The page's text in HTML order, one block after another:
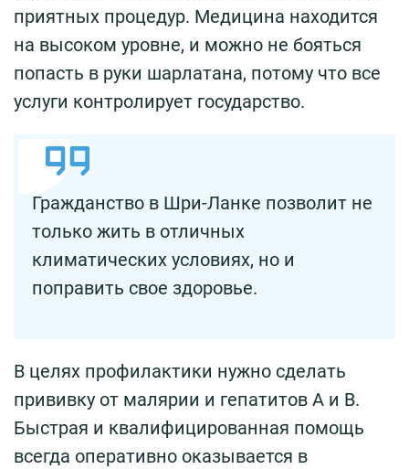
приятных процедур. Медицина находится
на высоком уровне, и можно не бояться
попасть в руки шарлатана, потому что все
услуги контролирует государство.
Гражданство в Шри-Ланке позволит не
только жить в отличных
климатических условиях, но и
поправить свое здоровье.
В целях профилактики нужно сделать
прививку от малярии и гепатитов А и В.
Быстрая и квалифицированная помощь
всегда оперативно оказывается в